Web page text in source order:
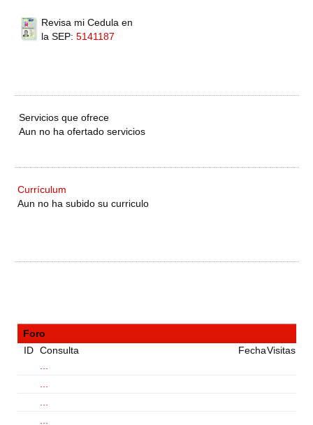
Revisa mi Cedula en
la SEP: 5141187
Servicios que ofrece
Aun no ha ofertado servicios
Currículum
Aun no ha subido su curriculo
Foro
ID Consulta FechaVisitas